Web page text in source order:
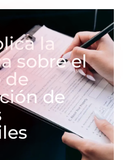
la
sobre el
de
de